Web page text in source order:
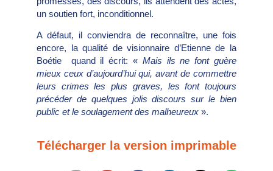
un soutien fort, inconditionnel.
A défaut, il conviendra de reconnaître, une fois
encore, la qualité de visionnaire d’Etienne de la
Boétie quand il écrit: « Mais ils ne font guère
mieux ceux d’aujourd’hui qui, avant de commettre
leurs crimes les plus graves, les font toujours
précéder de quelques jolis discours sur le bien
public et le soulagement des malheureux ».
Télécharger la version imprimable